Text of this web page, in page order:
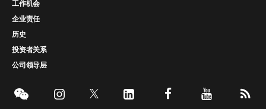
工作机会
企业责任
历史
投资者关系
公司领导层